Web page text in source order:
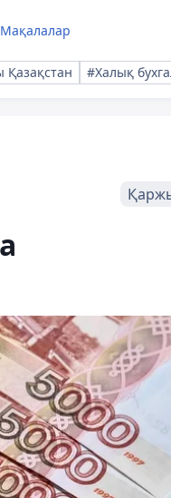
Мақалалар
#Халық